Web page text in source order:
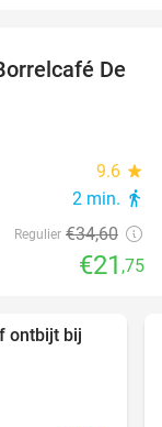
37%
De
9.6 star
2 min. directions_walk
Regulier €34,60
€21 ,75
35%
ontbijt bij